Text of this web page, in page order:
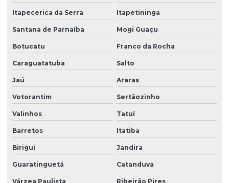
Empresa terceirizada portaria
Empresa de zeladoria e portaria
Empresas de limpeza zeladoria
Empresas de portaria virtual
Empresas de recepção e atendimento
Facilities condominio
Facilities limpeza
Facilities serviços
Facilities terceirização
Itapecerica da Serra Itapetininga
Santana de Parnaíba Mogi Guaçu
Botucatu Franco da Rocha
Caraguatatuba Salto
Jaú Araras
Votorantim Sertãozinho
Valinhos Tatuí
Barretos Itatiba
Birigui Jandira
Guaratinguetá Catanduva
Várzea Paulista Ribeirão Pires